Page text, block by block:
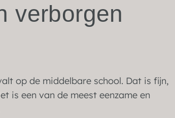
verborgen
op de middelbare school. Dat is fijn,
is een van de meest eenzame en